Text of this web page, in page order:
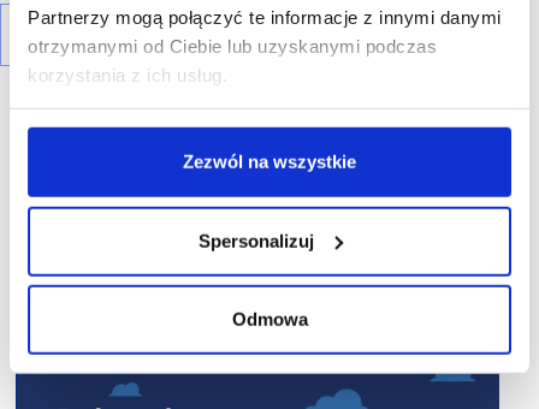
Partnerzy mogą połączyć te informacje z innymi danymi
otrzymanymi od Ciebie lub uzyskanymi podczas
korzystania z ich usług.
Zezwól na wszystkie
Spersonalizuj
Odmowa
R E K L A M A